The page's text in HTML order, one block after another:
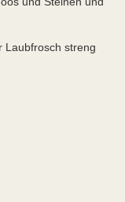
Laubfrosch streng